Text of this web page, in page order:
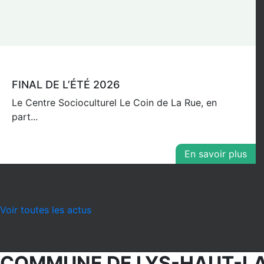
FINAL DE L’ÉTÉ 2026
Le Centre Socioculturel Le Coin de La Rue, en
part...
En savoir plus
Voir toutes les actus